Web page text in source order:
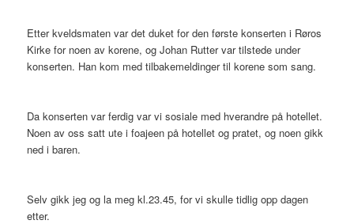
Etter kveldsmaten var det duket for den første konserten i Røros
Kirke for noen av korene, og Johan Rutter var tilstede under
konserten. Han kom med tilbakemeldinger til korene som sang.
Da konserten var ferdig var vi sosiale med hverandre på hotellet.
Noen av oss satt ute i foajeen på hotellet og pratet, og noen gikk
ned i baren.
Selv gikk jeg og la meg kl.23.45, for vi skulle tidlig opp dagen
etter.